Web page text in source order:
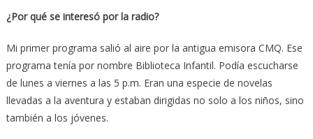
¿Por qué se interesó por la radio?
Mi primer programa salió al aire por la antigua emisora CMQ. Ese
programa tenía por nombre Biblioteca Infantil. Podía escucharse
de lunes a viernes a las 5 p.m. Eran una especie de novelas
llevadas a la aventura y estaban dirigidas no solo a los niños, sino
también a los jóvenes.